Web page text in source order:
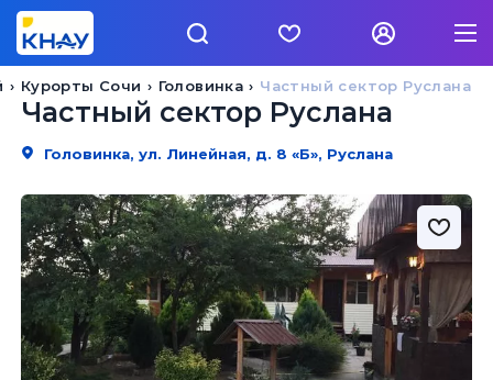
Частный сектор Руслана
Головинка
Курорты Сочи
Частный сектор Руслана
Головинка, ул. Линейная, д. 8 «Б», Руслана